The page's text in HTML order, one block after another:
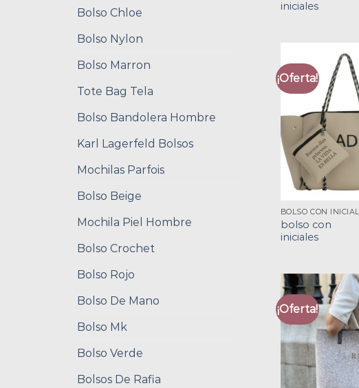
Bolso Chloe
Bolso Nylon
Bolso Marron
Tote Bag Tela
Bolso Bandolera Hombre
Karl Lagerfeld Bolsos
Mochilas Parfois
Bolso Beige
Mochila Piel Hombre
Bolso Crochet
Bolso Rojo
Bolso De Mano
Bolso Mk
Bolso Verde
Bolsos De Rafia
iniciales
¡Oferta!
bolso con
iniciales
¡Oferta!